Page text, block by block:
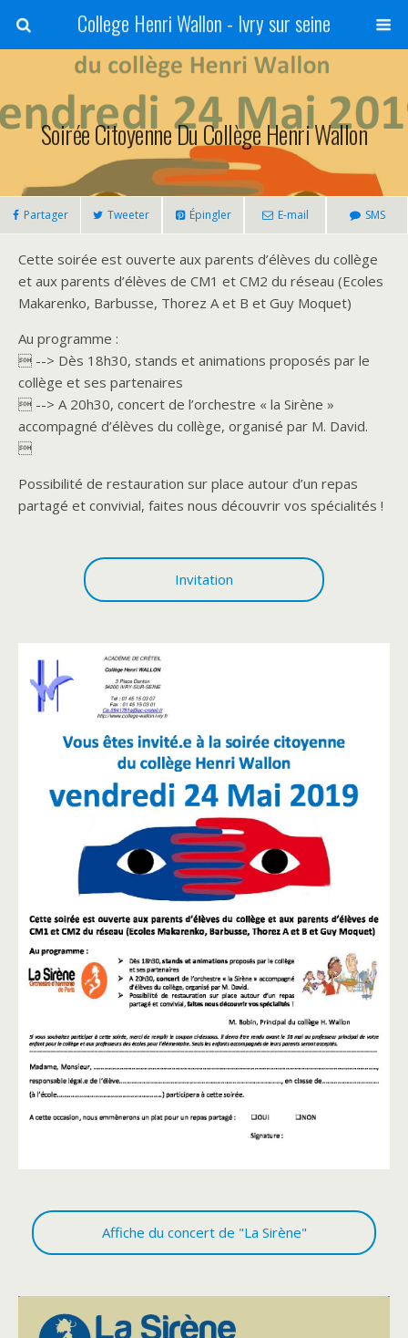
College Henri Wallon - Ivry sur seine
Soirée Citoyenne Du Collège Henri Wallon
Partager Tweeter Épingler E-mail SMS
Cette soirée est ouverte aux parents d’élèves du collège
et aux parents d’élèves de CM1 et CM2 du réseau (Ecoles
Makarenko, Barbusse, Thorez A et B et Guy Moquet)
Au programme :
 --> Dès 18h30, stands et animations proposés par le
collège et ses partenaires
 --> A 20h30, concert de l’orchestre « la Sirène »
accompagné d’élèves du collège, organisé par M. David.

Possibilité de restauration sur place autour d’un repas
partagé et convivial, faites nous découvrir vos spécialités !
Invitation
Affiche du concert de "La Sirène"